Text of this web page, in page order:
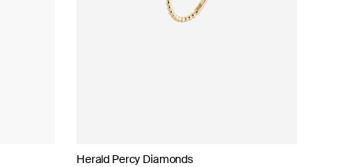
Herald Percy Diamonds
Mates
Mates
Lovelavka